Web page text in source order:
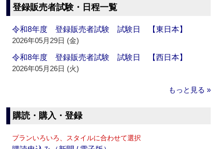
登録販売者試験・日程一覧
令和8年度 登録販売者試験 試験日 【東日本】
2026年05月29日 (金)
令和8年度 登録販売者試験 試験日 【西日本】
2026年05月26日 (火)
もっと見る »
購読・購入・登録
プランいろいろ、スタイルに合わせて選択